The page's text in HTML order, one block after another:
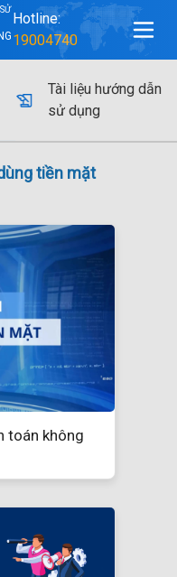
Hotline:
19004740
Tài liệu hướng dẫn
sử dụng
tiền mặt
toán không